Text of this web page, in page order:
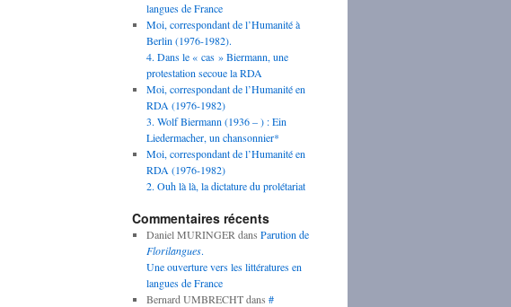
langues de France
Moi, correspondant de l’Humanité à
Berlin (1976-1982).
4. Dans le « cas » Biermann, une
protestation secoue la RDA
Moi, correspondant de l’Humanité en
RDA (1976-1982)
3. Wolf Biermann (1936 – ) : Ein
Liedermacher, un chansonnier*
Moi, correspondant de l’Humanité en
RDA (1976-1982)
2. Ouh là là, la dictature du prolétariat
Commentaires récents
Daniel MURINGER dans Parution de
Florilangues.
Une ouverture vers les littératures en
langues de France
Bernard UMBRECHTdans #